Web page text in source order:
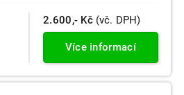
2.600,- Kč (vč. DPH)
Více informací